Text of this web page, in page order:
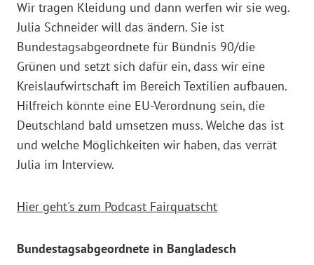
Wir tragen Kleidung und dann werfen wir sie weg.
Julia Schneider will das ändern. Sie ist
Bundestagsabgeordnete für Bündnis 90/die
Grünen und setzt sich dafür ein, dass wir eine
Kreislaufwirtschaft im Bereich Textilien aufbauen.
Hilfreich könnte eine EU-Verordnung sein, die
Deutschland bald umsetzen muss. Welche das ist
und welche Möglichkeiten wir haben, das verrät
Julia im Interview.
Hier geht's zum Podcast Fairquatscht
Bundestagsabgeordnete in Bangladesch